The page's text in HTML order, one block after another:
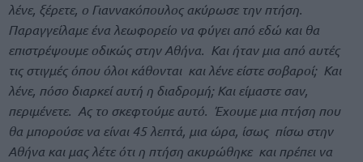
λένε, ξέρετε, ο Γιαννακόπουλος ακύρωσε την πτήση.
Παραγγείλαμε ένα λεωφορείο να φύγει από εδώ και θα
επιστρέψουμε οδικώς στην Αθήνα. Και ήταν μια από αυτές
τις στιγμές όπου όλοι κάθονται και λένε είστε σοβαροί; Και
λένε, πόσο διαρκεί αυτή η διαδρομή; Και είμαστε σαν,
περιμένετε. Ας το σκεφτούμε αυτό. Έχουμε μια πτήση που
θα μπορούσε να είναι 45 λεπτά, μια ώρα, ίσως πίσω στην
Αθήνα και μας λέτε ότι η πτήση ακυρώθηκε και πρέπει να